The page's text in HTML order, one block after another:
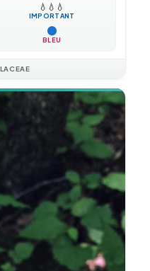
💧 💧 💧
IMPORTANT
BLEU